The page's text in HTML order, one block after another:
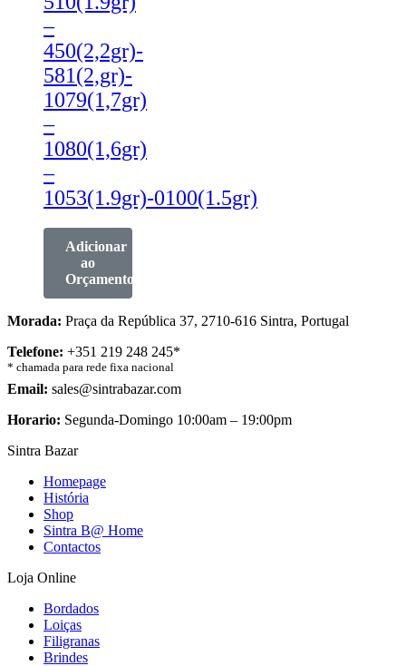
–
450(2,2gr)-
581(2,gr)-
1079(1,7gr)
–
1080(1,6gr)
–
1053(1.9gr)-0100(1.5gr)
Adicionar
ao
Orçamento
Morada: Praça da República 37, 2710-616 Sintra, Portugal
Telefone: +351 219 248 245*
* chamada para rede fixa nacional
Email: sales@sintrabazar.com
Horario: Segunda-Domingo 10:00am – 19:00pm
Sintra Bazar
Homepage
História
Shop
Sintra B@ Home
Contactos
Loja Online
Bordados
Loiças
Filigranas
Brindes